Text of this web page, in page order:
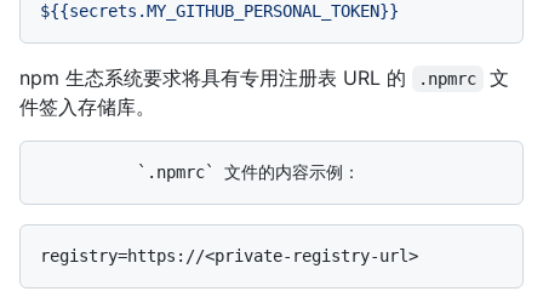
${{secrets.MY_GITHUB_PERSONAL_TOKEN}}
npm 生态系统要求将具有专用注册表 URL 的 .npmrc
文
件签入存储库。